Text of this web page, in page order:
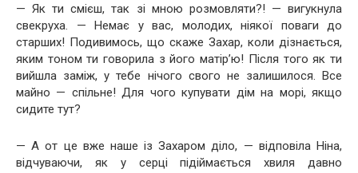
— Як ти смієш, так зі мною розмовляти?! — вигукнула
свекруха. — Немає у вас, молодих, ніякої поваги до
старших! Подивимось, що скаже Захар, коли дізнається,
яким тоном ти говорила з його матір’ю! Після того як ти
вийшла заміж, у тебе нічого свого не залишилося. Все
майно — спільне! Для чого купувати дім на морі, якщо
сидите тут?
— А от це вже наше із Захаром діло, — відповіла Ніна,
відчуваючи, як у серці підіймається хвиля давно